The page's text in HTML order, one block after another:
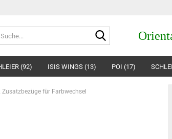
(92) ISIS WINGS (13) POI (17)
für Farbwechsel